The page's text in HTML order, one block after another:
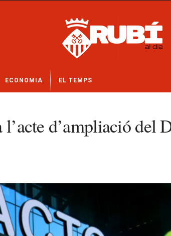
ECONOMIA EL TEMPS
d’ampliació del